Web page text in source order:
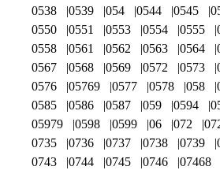
0538
0539 054 0544 0545
0550
0551 0553 0554 0555
0558
0561 0562 0563 0564
0567
0568 0569 0572 0573
0576
05769 0577 0578 058
0585
0586 0587 059 0594
05979
0598 0599 06 072
0735
0736 0737 0738 0739
0743
0744 0745 0746 07468